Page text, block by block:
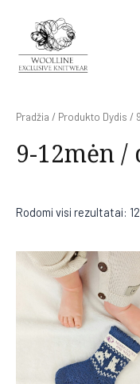
Pradžia / Produkto Dydis /
9-12mėn /
Rodomi visi rezultatai: 12